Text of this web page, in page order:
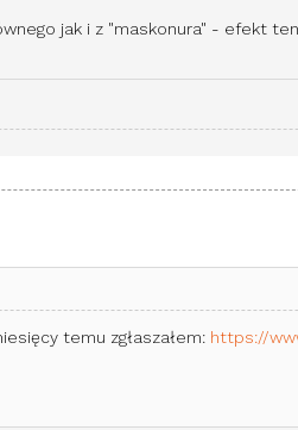
jak i z "maskonura" - efekt
temu zgłaszałem: https://